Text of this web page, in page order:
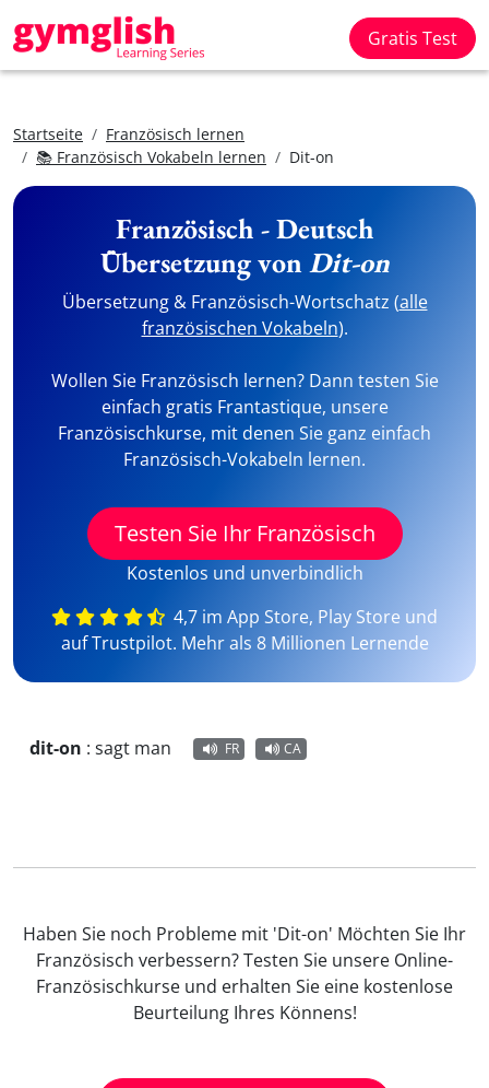
Gratis Test
Startseite
Französisch lernen
📚 Französisch Vokabeln lernen
Dit-on
Französisch - Deutsch
Übersetzung vonDit-on
Übersetzung & Französisch-Wortschatz (alle
französischen Vokabeln).
Wollen Sie Französisch lernen? Dann testen Sie
einfach gratis Frantastique, unsere
Französischkurse, mit denen Sie ganz einfach
Französisch-Vokabeln lernen.
Testen Sie Ihr Französisch
Kostenlos und unverbindlich
4,7 im App Store, Play Store und
auf Trustpilot. Mehr als 8 Millionen Lernende
dit-on : sagt man FR CA
Haben Sie noch Probleme mit 'Dit-on' Möchten Sie Ihr
Französisch verbessern? Testen Sie unsere Online-
Französischkurse und erhalten Sie eine kostenlose
Beurteilung Ihres Könnens!